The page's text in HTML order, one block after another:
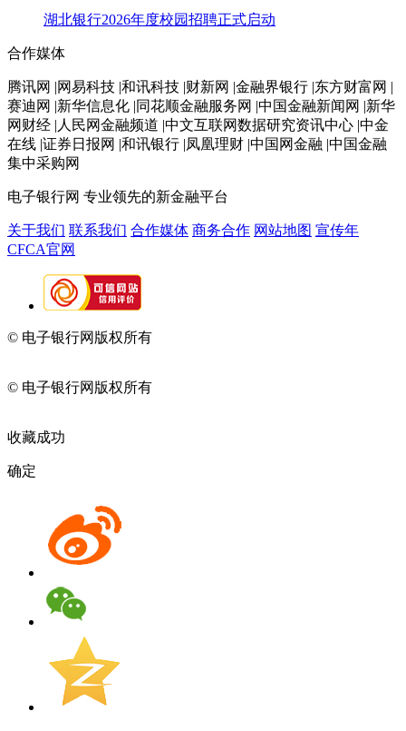
湖北银行2026年度校园招聘正式启动
合作媒体
腾讯网 |网易科技 |和讯科技 |财新网 |金融界银行 |东方财富网 |
赛迪网 |新华信息化 |同花顺金融服务网 |中国金融新闻网 |新华
网财经 |人民网金融频道 |中文互联网数据研究资讯中心 |中金
在线 |证券日报网 |和讯银行 |凤凰理财 |中国网金融 |中国金融
集中采购网
电子银行网 专业领先的新金融平台
关于我们 联系我们 合作媒体 商务合作 网站地图 宣传年
CFCA官网
© 电子银行网版权所有
© 电子银行网版权所有
收藏成功
确定